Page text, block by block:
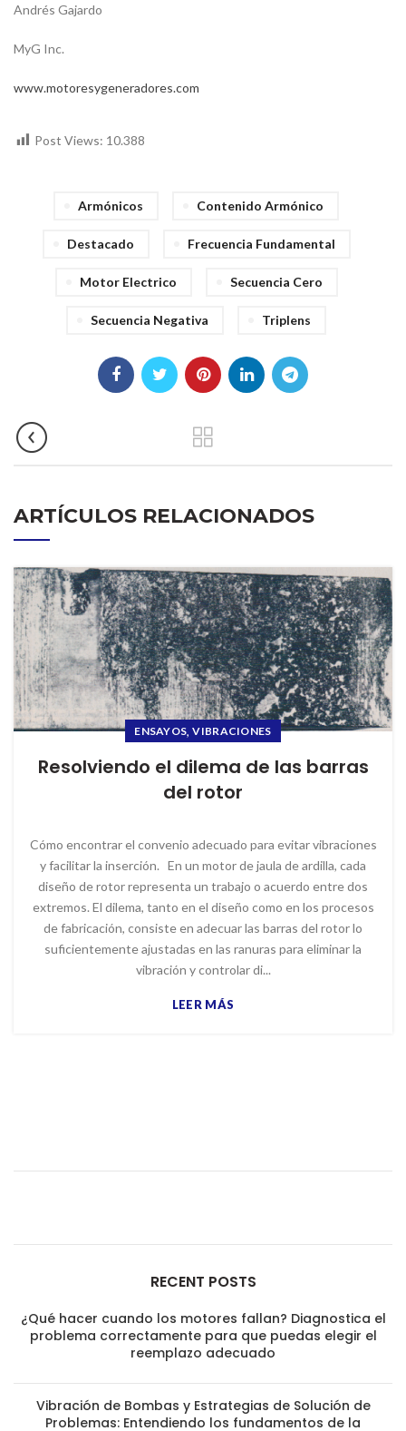
Andrés Gajardo
MyG Inc.
www.motoresygeneradores.com
Post Views: 10.388
Armónicos Contenido Armónico
Destacado Frecuencia Fundamental
Motor Electrico Secuencia Cero
Secuencia Negativa Triplens
ARTÍCULOS RELACIONADOS
ENSAYOS,VIBRACIONES
Resolviendo el dilema de las barras
del rotor
Cómo encontrar el convenio adecuado para evitar vibraciones
y facilitar la inserción. En un motor de jaula de ardilla, cada
diseño de rotor representa un trabajo o acuerdo entre dos
extremos. El dilema, tanto en el diseño como en los procesos
de fabricación, consiste en adecuar las barras del rotor lo
suficientemente ajustadas en las ranuras para eliminar la
vibración y controlar di...
LEER MÁS
RECENT POSTS
¿Qué hacer cuando los motores fallan? Diagnostica el
problema correctamente para que puedas elegir el
reemplazo adecuado
Vibración de Bombas y Estrategias de Solución de
Problemas: Entendiendo los fundamentos de la